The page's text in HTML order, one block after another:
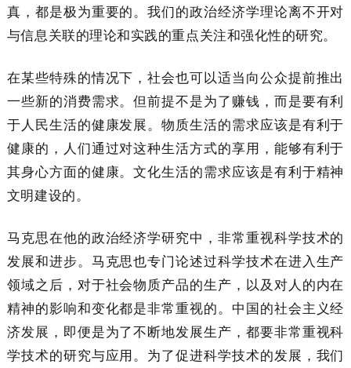
真，都是极为重要的。我们的政治经济学理论离不开对
与信息关联的理论和实践的重点关注和强化性的研究。
在某些特殊的情况下，社会也可以适当向公众提前推出
一些新的消费需求。但前提不是为了赚钱，而是要有利
于人民生活的健康发展。物质生活的需求应该是有利于
健康的，人们通过对这种生活方式的享用，能够有利于
其身心方面的健康。文化生活的需求应该是有利于精神
文明建设的。
马克思在他的政治经济学研究中，非常重视科学技术的
发展和进步。马克思也专门论述过科学技术在进入生产
领域之后，对于社会物质产品的生产，以及对人的内在
精神的影响和变化都是非常重视的。中国的社会主义经
济发展，即便是为了不断地发展生产，都要非常重视科
学技术的研究与应用。为了促进科学技术的发展，我们